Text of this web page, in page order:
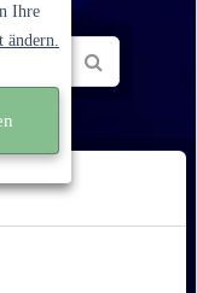
Ihre